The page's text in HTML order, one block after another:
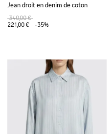
Jean droit en denim de coton
340,00 €
221,00 €
-35%